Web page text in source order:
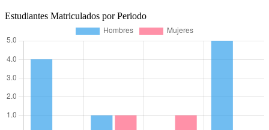
Estudiantes Matriculados por Periodo